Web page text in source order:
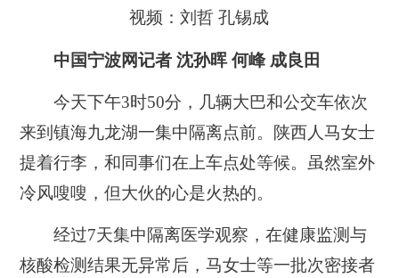
视频：刘哲 孔锡成
中国宁波网记者 沈孙晖 何峰 成良田
今天下午3时50分，几辆大巴和公交车依次
来到镇海九龙湖一集中隔离点前。陕西人马女士
提着行李，和同事们在上车点处等候。虽然室外
冷风嗖嗖，但大伙的心是火热的。
经过7天集中隔离医学观察，在健康监测与
核酸检测结果无异常后，马女士等一批次密接者